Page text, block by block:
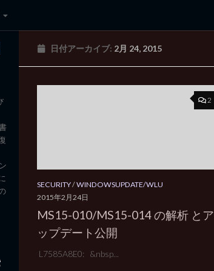
ータ日記 3rd Edition
日付アーカイブ: 2月 24, 2015
2
SECURITY/WINDOWSUPDATE/WLU
2015年2月24日
MS15-010/MS15-014 の解析 とア
ップデート公開
L7585A8E0: &nbsp...